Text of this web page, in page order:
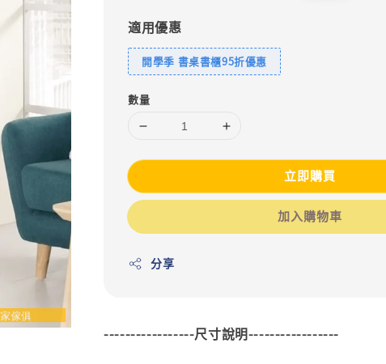
適用優惠
開學季 書桌書櫃95折優惠
數量
立即購買
加入購物車
分享
-----------------尺寸說明-----------------